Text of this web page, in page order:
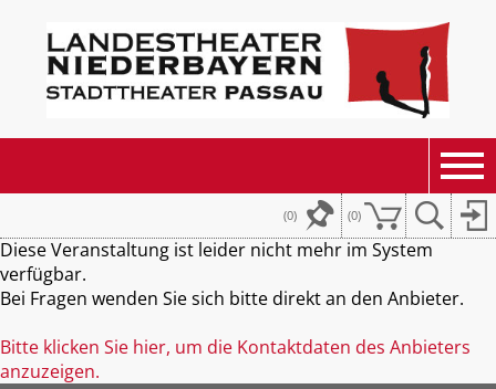
(0) (0)
Diese Veranstaltung ist leider nicht mehr im System
verfügbar.
Bei Fragen wenden Sie sich bitte direkt an den Anbieter.
Bitte klicken Sie hier, um die Kontaktdaten des Anbieters
anzuzeigen.